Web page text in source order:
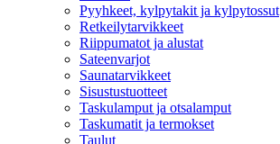
Pyyhkeet, kylpytakit ja kylpytossut
Retkeilytarvikkeet
Riippumatot ja alustat
Sateenvarjot
Saunatarvikkeet
Sisustustuotteet
Taskulamput ja otsalamput
Taskumatit ja termokset
Taulut